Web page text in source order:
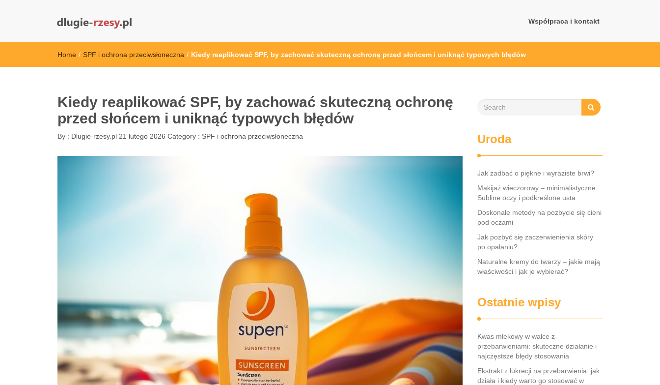
Współpraca i kontakt
Home / SPF i ochrona przeciwsłoneczna / Kiedy reaplikować SPF, by zachować skuteczną ochronę przed słońcem i uniknąć typowych błędów
Kiedy reaplikować SPF, by zachować skuteczną ochronę
przed słońcem i uniknąć typowych błędów
By : Dlugie-rzesy.pl 21 lutego 2026 Category : SPF i ochrona przeciwsłoneczna Uroda
Jak zadbać o piękne i wyraziste brwi?
Makijaż wieczorowy – minimalistyczne
Subline oczy i podkreślone usta
Doskonałe metody na pozbycie się cieni
pod oczami
Jak pozbyć się zaczerwienienia skóry
po opalaniu?
Naturalne kremy do twarzy – jakie mają
właściwości i jak je wybierać?
Ostatnie wpisy
Kwas mlekowy w walce z
przebarwieniami: skuteczne działanie i
najczęstsze błędy stosowania
Ekstrakt z lukrecji na przebarwienia: jak
działa i kiedy warto go stosować w